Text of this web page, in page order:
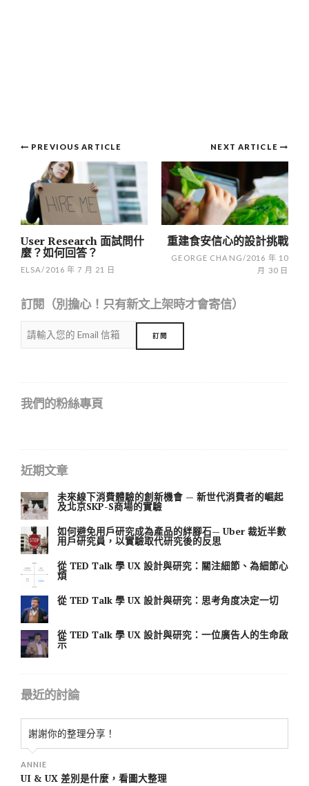
Post
navigation
NEXT ARTICLE
重建食安信心的設計挑戰
GEORGE CHANG/2016 年 10
月 30 日
PREVIOUS ARTICLE
User Research 面試問什
麼？如何回答？
ELSA/ 2016 年 7 月 21 日
訂閱（別擔心！只有新文上架時才會寄信）
我們的粉絲專頁
近期文章
未來線下消費體驗的創新機會 — 新世代消費者的崛起
及北京SKP-S商場的實驗
如何避免用戶研究成為產品的絆腳石— Uber 裁近半數
用戶研究員，以實驗取代研究後的反思
從 TED Talk 學 UX 設計與研究：關注細節、為細節心
煩
從 TED Talk 學 UX 設計與研究：思考角度决定一切
從 TED Talk 學 UX 設計與研究：一位廣告人的生命啟
示
最近的討論
謝謝你的整理分享！
ANNIE
UI & UX 差別是什麼，看圖大整理